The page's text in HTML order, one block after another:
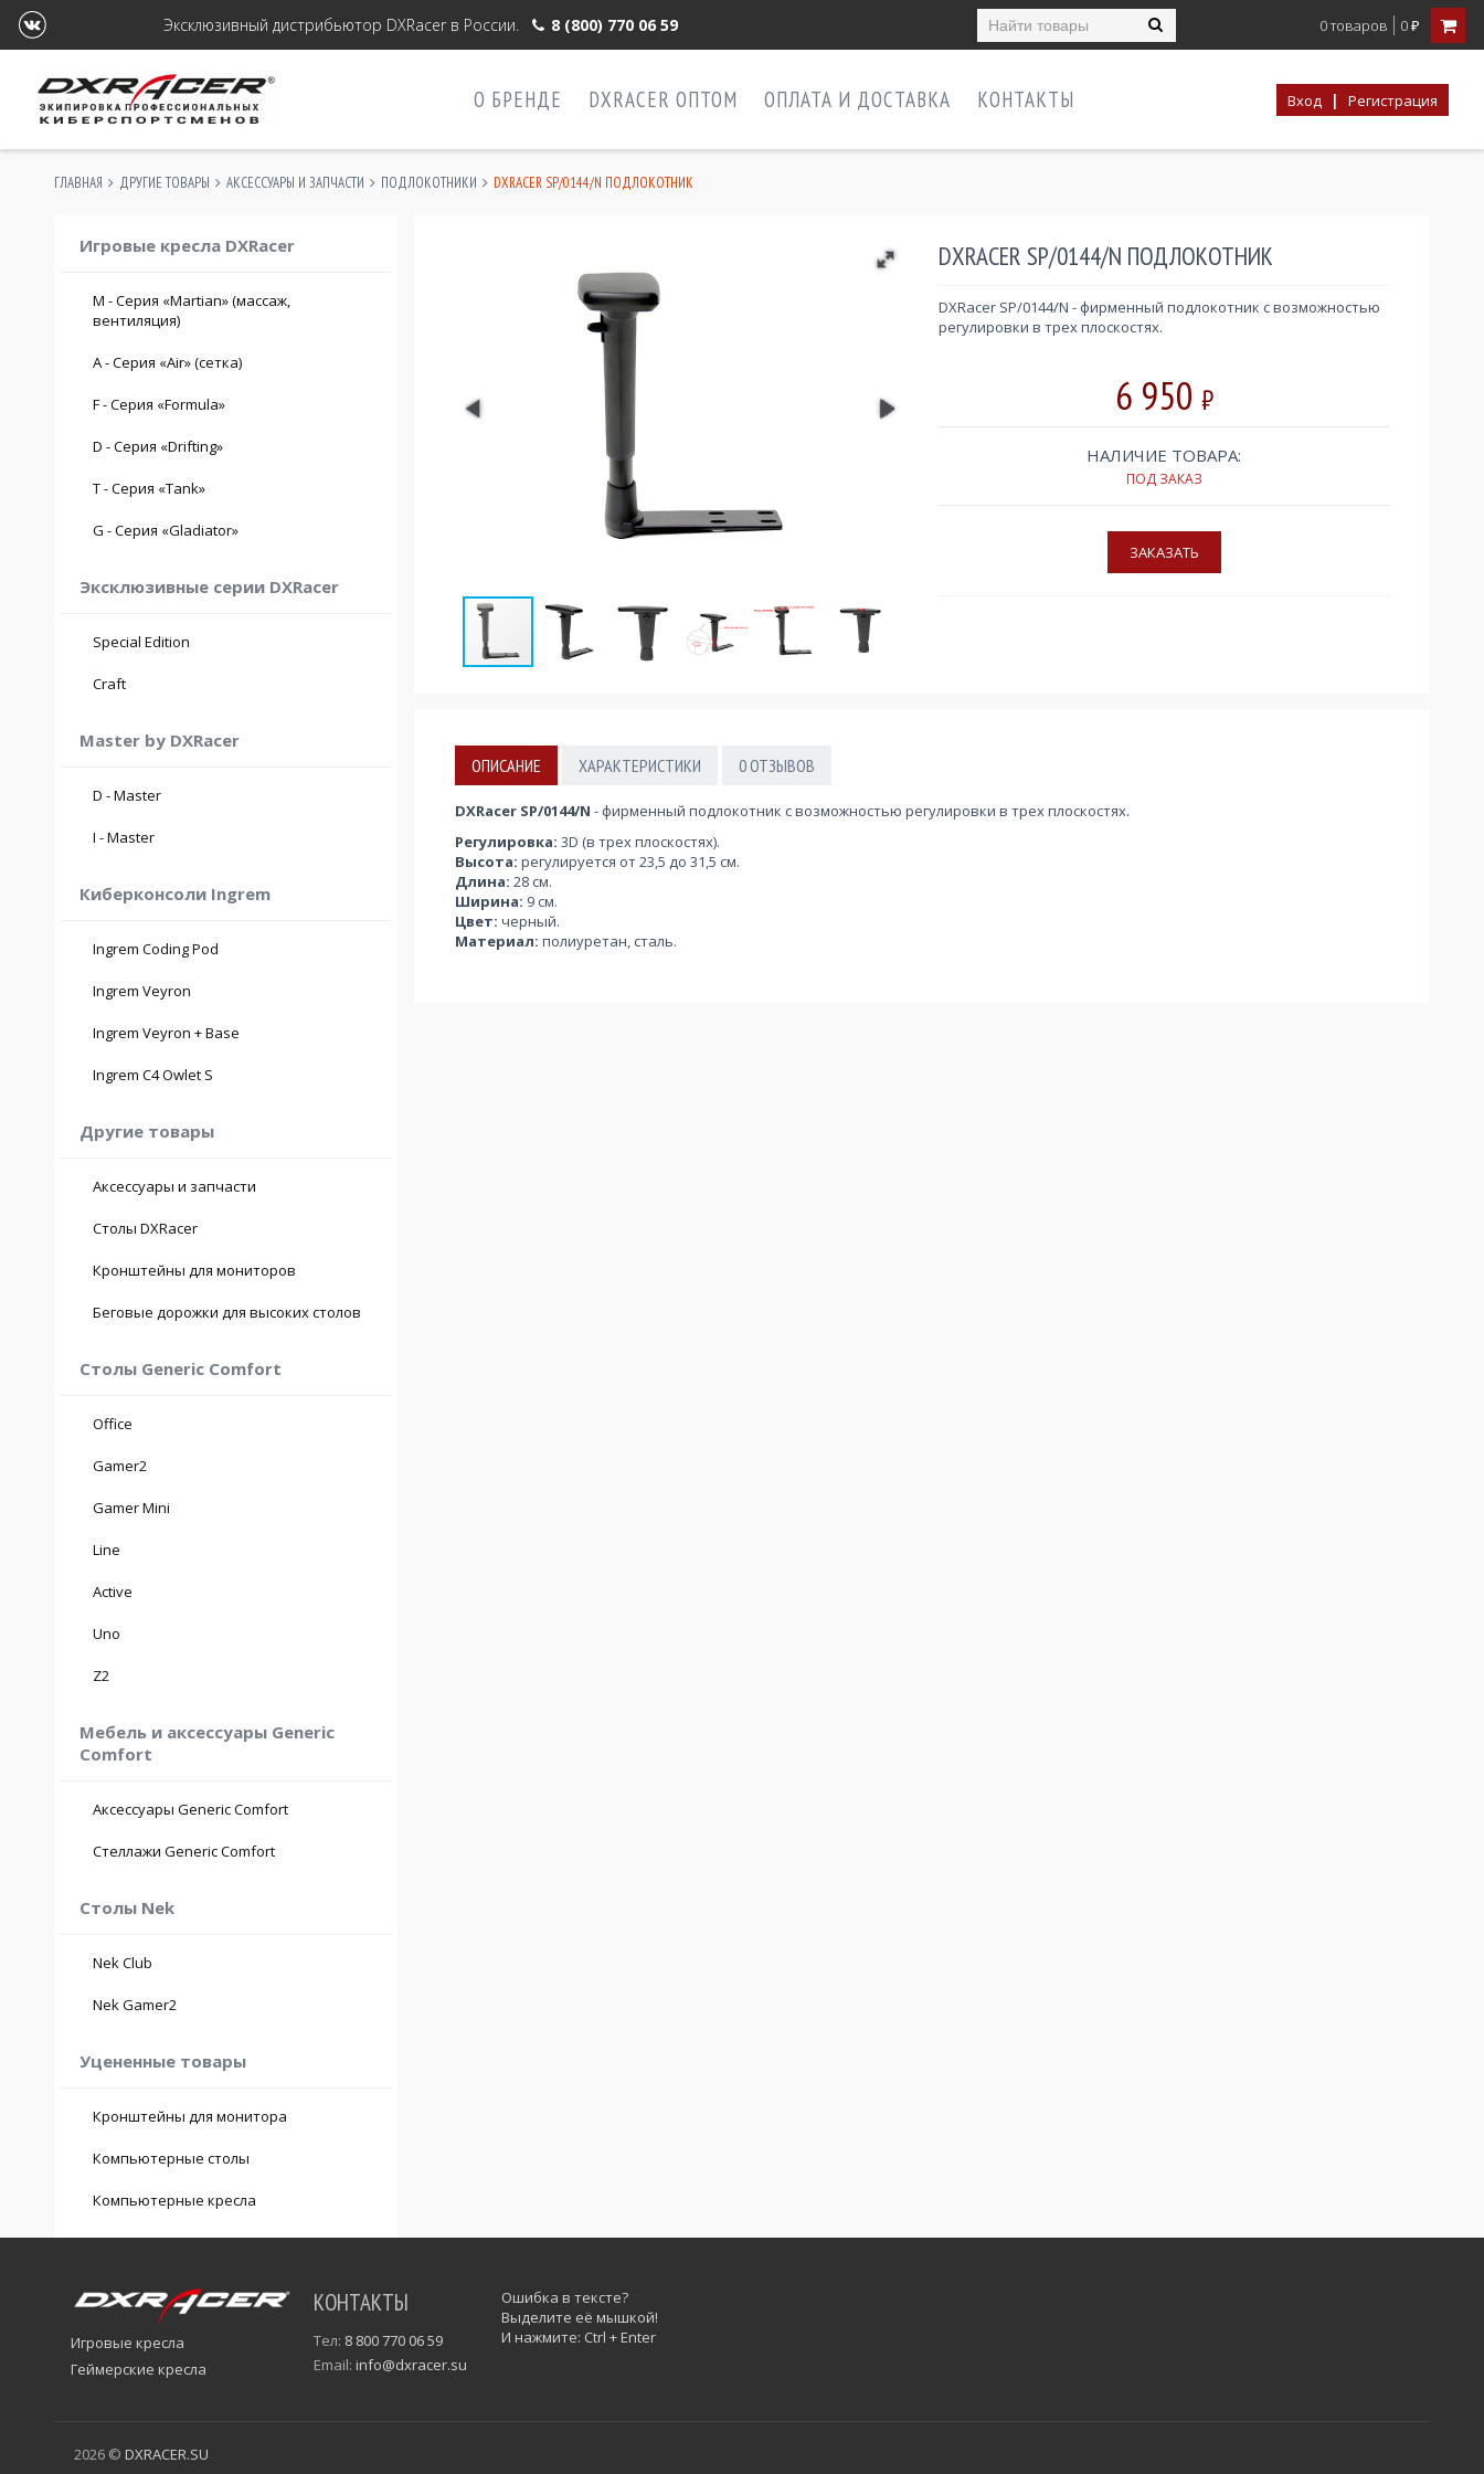
Эксклюзивный дистрибьютор DXRacer в России. 8 (800) 770 06 59 0 товаров 0₽
О БРЕНДЕ DXRACER ОПТОМ ОПЛАТА И ДОСТАВКА КОНТАКТЫ Вход | Регистрация
ГЛАВНАЯ ДРУГИЕ ТОВАРЫ АКСЕССУАРЫ И ЗАПЧАСТИ ПОДЛОКОТНИКИ DXRACER SP/0144/N ПОДЛОКОТНИК
Игровые кресла DXRacer
M - Серия «Martian» (массаж,
вентиляция)
A - Серия «Air» (сетка)
F - Серия «Formula»
D - Серия «Drifting»
T - Серия «Tank»
G - Серия «Gladiator»
Эксклюзивные серии DXRacer
Special Edition
Craft
Master by DXRacer
D - Master
I - Master
Киберконсоли Ingrem
Ingrem Coding Pod
Ingrem Veyron
Ingrem Veyron + Base
Ingrem C4 Owlet S
Другие товары
Аксессуары и запчасти
Столы DXRacer
Кронштейны для мониторов
Беговые дорожки для высоких столов
Столы Generic Comfort
Office
Gamer2
Gamer Mini
Line
Active
Uno
Z2
Мебель и аксессуары Generic
Comfort
Аксессуары Generic Comfort
Стеллажи Generic Comfort
Столы Nek
Nek Club
Nek Gamer2
Уцененные товары
Кронштейны для монитора
Компьютерные столы
Компьютерные кресла
DXRACER SP/0144/N ПОДЛОКОТНИК
DXRacer SP/0144/N - фирменный подлокотник с возможностью
регулировки в трех плоскостях.​
6 950 ₽
НАЛИЧИЕ ТОВАРА:
ПОД ЗАКАЗ
ОПИСАНИЕ ХАРАКТЕРИСТИКИ 0ОТЗЫВОВ
DXRacer SP/0144/N - фирменный подлокотник с возможностью регулировки в трех плоскостях.
Регулировка: 3D (в трех плоскостях).
Высота: регулируется от 23,5 до 31,5 см.
Длина: 28 см.
Ширина: 9 см.
Цвет: черный.
Материал: полиуретан, сталь.
Игровые кресла
Геймерские кресла
КОНТАКТЫ
Тел: 8 800 770 06 59
Email: info@dxracer.su
Ошибка в тексте?
Выделите её мышкой!
И нажмите: Ctrl + Enter
2026 © DXRACER.SU